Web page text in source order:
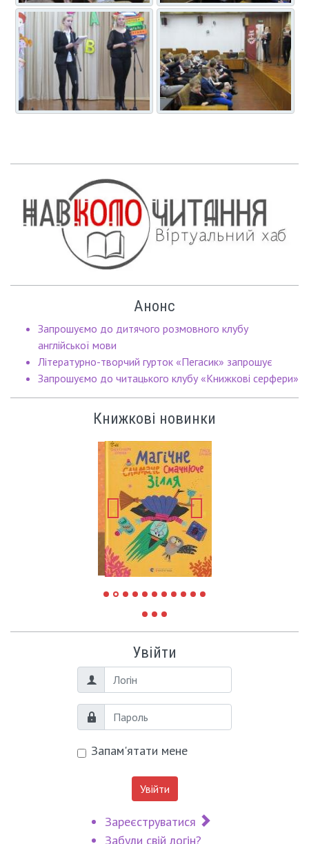
Анонс
Запрошуємо до дитячого розмовного клубу
англійської мови
Літературно-творчий гурток «Пегасик» запрошує
Запрошуємо до читацького клубу «Книжкові серфери»
Книжкові новинки
Увійти
Логін
Пароль
Запам'ятати мене
Увійти
Зареєструватися
Забули свій логін?